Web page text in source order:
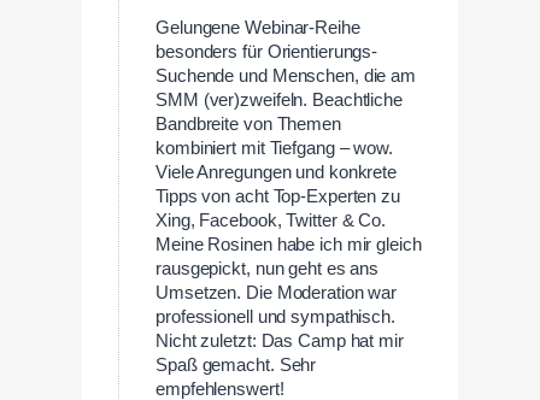
Gelungene Webinar-Reihe
besonders für Orientierungs-
Suchende und Menschen, die am
SMM (ver)zweifeln. Beachtliche
Bandbreite von Themen
kombiniert mit Tiefgang – wow.
Viele Anregungen und konkrete
Tipps von acht Top-Experten zu
Xing, Facebook, Twitter & Co.
Meine Rosinen habe ich mir gleich
rausgepickt, nun geht es ans
Umsetzen. Die Moderation war
professionell und sympathisch.
Nicht zuletzt: Das Camp hat mir
Spaß gemacht. Sehr
empfehlenswert!